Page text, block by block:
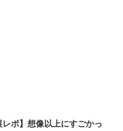
レポ】想像以上にすごかっ